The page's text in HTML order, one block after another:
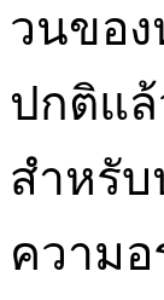
วนขอ
ปกติแ
สำหรั
ความอ